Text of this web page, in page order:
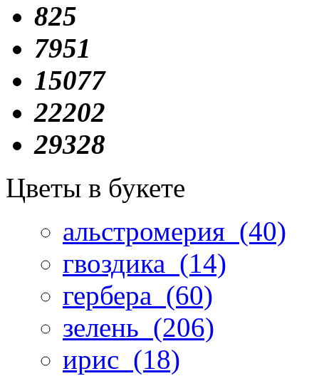
825
7951
15077
22202
29328
Цветы в букете
альстромерия (40)
гвоздика (14)
гербера (60)
зелень (206)
ирис (18)